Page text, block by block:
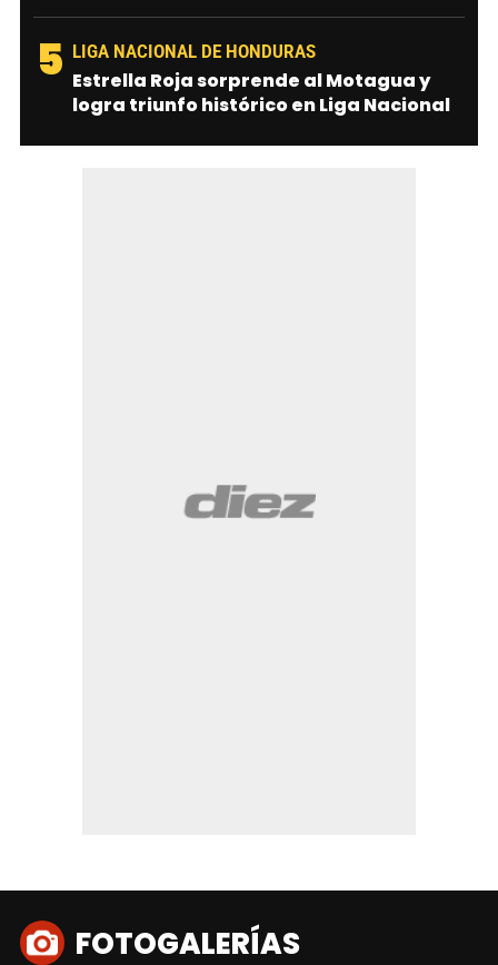
5 LIGA NACIONAL DE HONDURAS
Estrella Roja sorprende al Motagua y
logra triunfo histórico en Liga Nacional
FOTOGALERÍAS